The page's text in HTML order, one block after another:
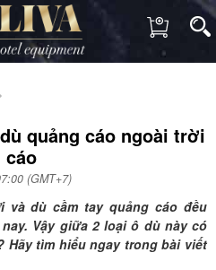
quảng cáo ngoài trời
cáo
(GMT+7)
và dù cầm tay quảng cáo đều
Vậy giữa 2 loại ô dù này có
Hãy tìm hiểu ngay trong bài viết